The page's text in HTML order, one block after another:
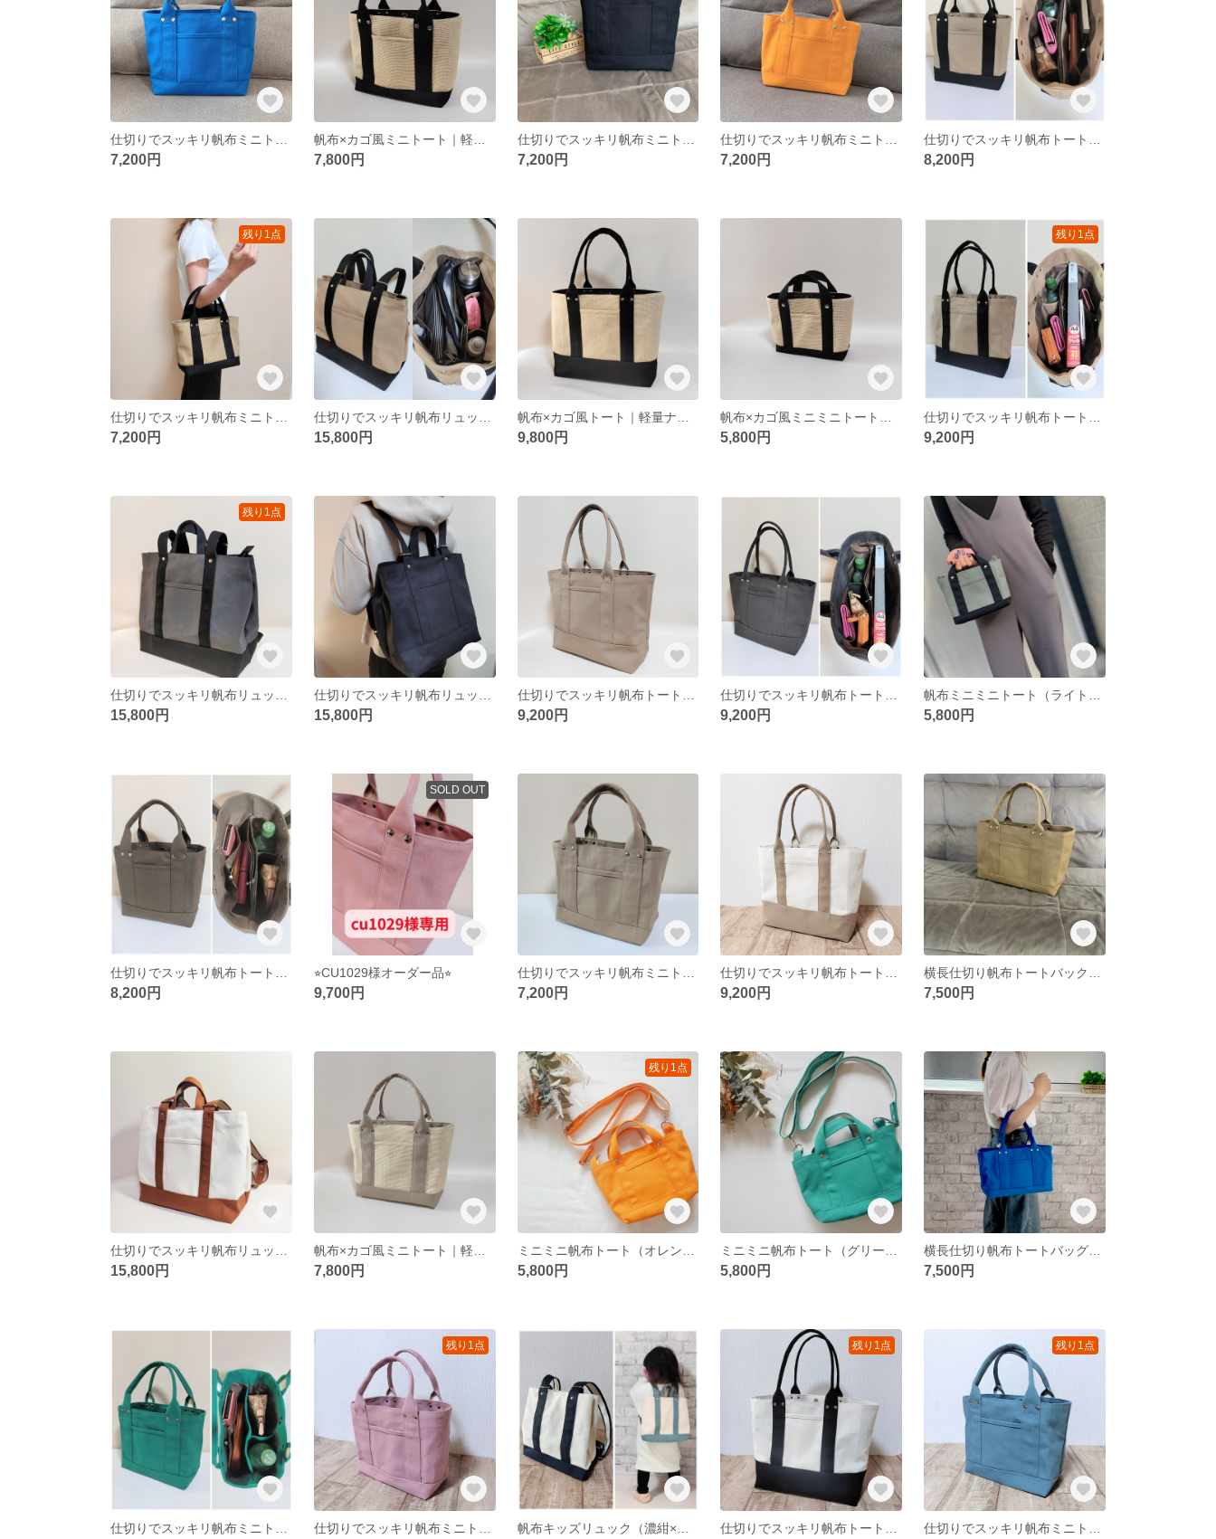
7,200円 7,800円 7,200円 7,200円 8,200円
残り1点
7,200円 15,800円 9,800円 5,800円
残り1点
9,200円
残り1点
15,800円 15,800円 9,200円 9,200円 5,800円
8,200円
SOLD OUT
⭐︎CU1029様オーダー品⭐︎
9,700円 7,200円 9,200円 7,500円
15,800円 7,800円
残り1点
5,800円 5,800円 7,500円
残り1点 残り1点 残り1点